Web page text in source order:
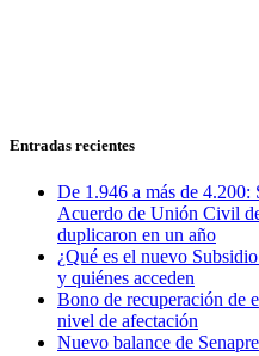
Entradas recientes
De 1.946 a más de 4.200:
Acuerdo de Unión Civil
duplicaron en un año
¿Qué es el nuevo
y quiénes acceden
Bono de recuperación de
nivel de afectación
Nuevo balance de